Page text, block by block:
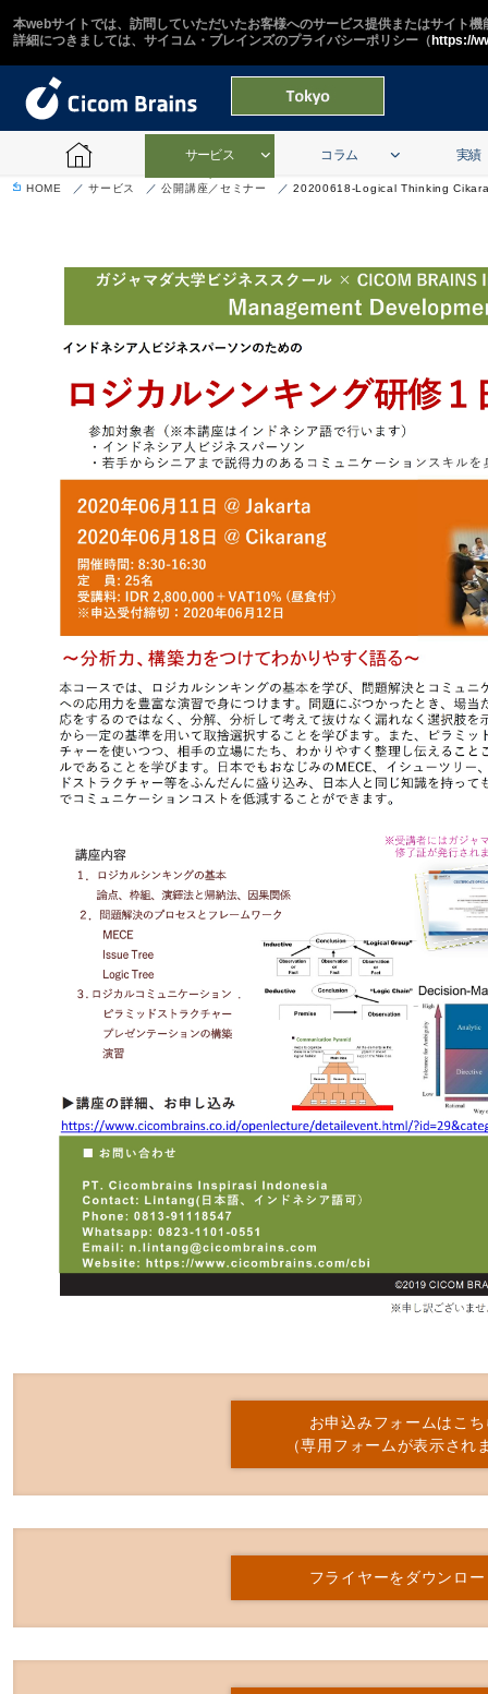
本webサイトでは、訪問していただいたお客様へのサービス提供またはサイト
詳細につきましては、サイコム・ブレインズのプライバシーポリシー（ https://
サービス コラム 実績
HOME サービス 公開講座／セミナー 20200618-Logical Thinking
お申込みフォームはこ
（専用フォームが表示され
フライヤーをダウンロ